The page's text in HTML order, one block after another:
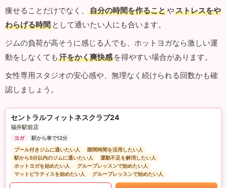
痩せることだけでなく、
自分の時間を作ることやストレスをや
わらげる時間 として通いたい人にも合います。
ジムの負荷が高そうに感じる人でも、ホットヨガなら激しい運
動をしなくても 汗をかく爽快感 を得やすい場合があります。
女性専用スタジオの安心感や、無理なく続けられる回数かも確
認しましょう。
セントラルフィットネスクラブ24
福井駅前店
ヨガ
駅から車で12分
プール付きジムに通いたい人
隙間時間を活用したい人
駅から5分以内のジムに通いたい人
運動不足を解消したい人
ホットヨガを始めたい人
グループレッスンで始めたい人
マットピラティスを始めたい人
グループレッスンで始めたい人